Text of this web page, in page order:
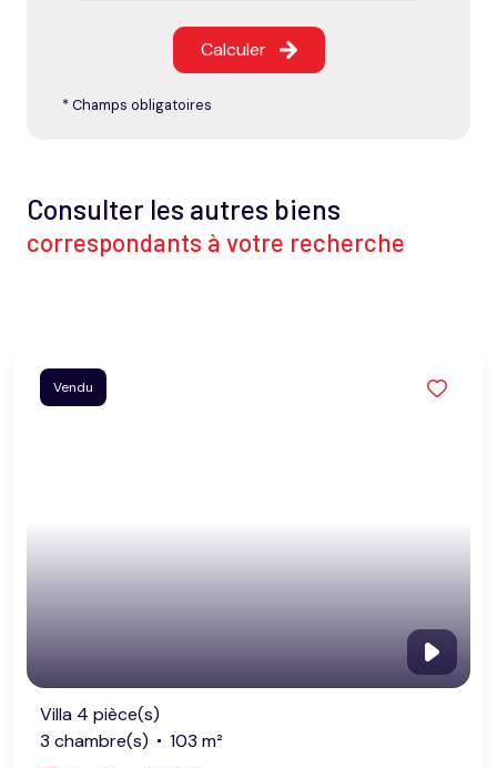
Calculer
* Champs obligatoires
Consulter les autres biens
correspondants à votre recherche
Vendu
Villa 4 pièce(s)
3 chambre(s)
103 m²